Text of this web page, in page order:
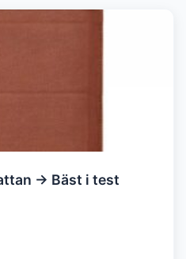
→ Bäst i test